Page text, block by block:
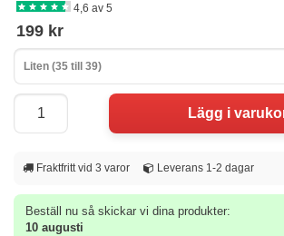
4,6 av 5
199 kr
Liten (35 till 39)
Fraktfritt vid 3 varor Leverans 1-2 dagar
Beställ nu så skickar vi dina produkter:
10 augusti